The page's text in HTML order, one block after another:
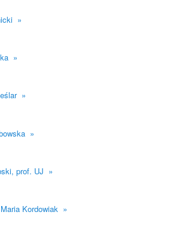
»
»
»
»
prof. UJ »
Kordowiak »